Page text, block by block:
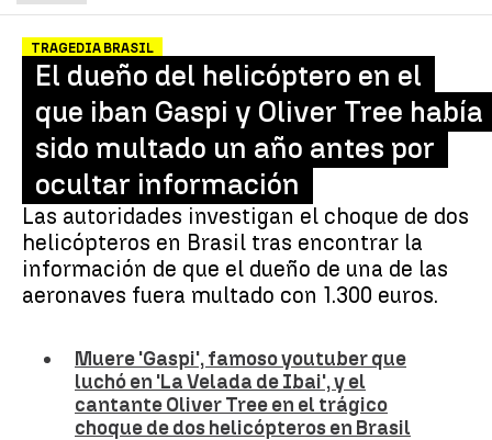
TRAGEDIA BRASIL
El dueño del helicóptero en el
que iban Gaspi y Oliver Tree había
sido multado un año antes por
ocultar información
Las autoridades investigan el choque de dos
helicópteros en Brasil tras encontrar la
información de que el dueño de una de las
aeronaves fuera multado con 1.300 euros.
Muere 'Gaspi', famoso youtuber que
luchó en 'La Velada de Ibai', y el
cantante Oliver Tree en el trágico
choque de dos helicópteros en Brasil